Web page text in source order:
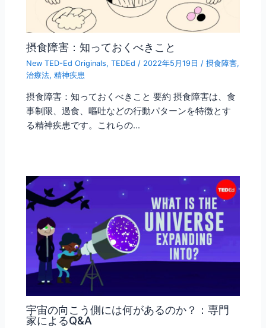
摂食障害：知っておくべきこと
New TED-Ed Originals,TEDEd / 2022年5月19日 /摂食障害,
治療法,精神疾患
摂食障害：知っておくべきこと 要約 摂食障害は、食
事制限、過食、嘔吐などの行動パターンを特徴とす
る精神疾患です。これらの…
宇宙の向こう側には何があるのか？：専門
家によるQ&A